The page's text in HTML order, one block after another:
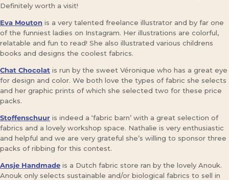
Definitely worth a visit!
Eva Mouton is a very talented freelance illustrator and by far one
of the funniest ladies on Instagram. Her illustrations are colorful,
relatable and fun to read! She also illustrated various childrens
books and designs the coolest fabrics.
Chat Chocolat is run by the sweet Véronique who has a great eye
for design and color. We both love the types of fabric she selects
and her graphic prints of which she selected two for these price
packs.
Stoffenschuur is indeed a ‘fabric barn’ with a great selection of
fabrics and a lovely workshop space. Nathalie is very enthusiastic
and helpful and we are very grateful she’s willing to sponsor three
packs of ribbing for this contest.
Ansje Handmade is a Dutch fabric store ran by the lovely Anouk.
Anouk only selects sustainable and/or biological fabrics to sell in